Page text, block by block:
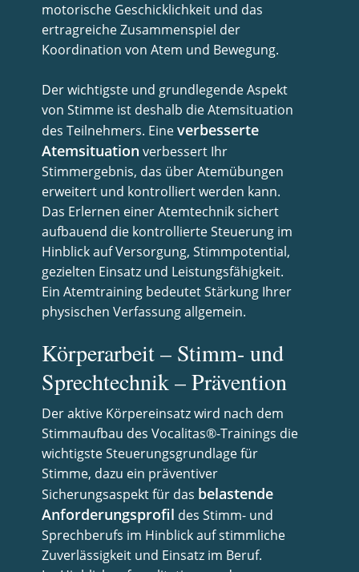
motorische Geschicklichkeit und das
ertragreiche Zusammenspiel der
Koordination von Atem und Bewegung.
Der wichtigste und grundlegende Aspekt
von Stimme ist deshalb die Atemsituation
des Teilnehmers. Eineverbesserte
Atemsituation verbessert Ihr
Stimmergebnis, das über Atemübungen
erweitert und kontrolliert werden kann.
Das Erlernen einer Atemtechnik sichert
aufbauend die kontrollierte Steuerung im
Hinblick auf Versorgung, Stimmpotential,
gezielten Einsatz und Leistungsfähigkeit.
Ein Atemtraining bedeutet Stärkung Ihrer
physischen Verfassung allgemein.
Körperarbeit – Stimm- und
Sprechtechnik – Prävention
Der aktive Körpereinsatz wird nach dem
Stimmaufbau des Vocalitas®-Trainings die
wichtigste Steuerungsgrundlage für
Stimme, dazu ein präventiver
Sicherungsaspekt für das belastende
Anforderungsprofil des Stimm- und
Sprechberufs im Hinblick auf stimmliche
Zuverlässigkeit und Einsatz im Beruf.